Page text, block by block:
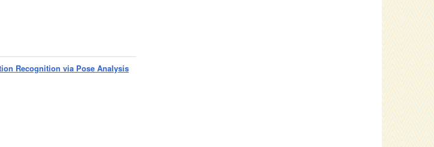
Recognition via Pose Analysis